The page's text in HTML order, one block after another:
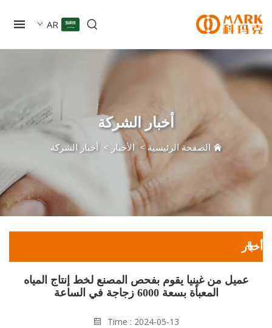
AR
أخبار الشركة
الصفحة الرئيسية>الأخبار >أخبار الشركة
من غينيا يقوم بفحص المصنع لخط إنتاج المياه
المعبأة بسعة 6000 زجاجة في الساعة
Time : 2024-05-13